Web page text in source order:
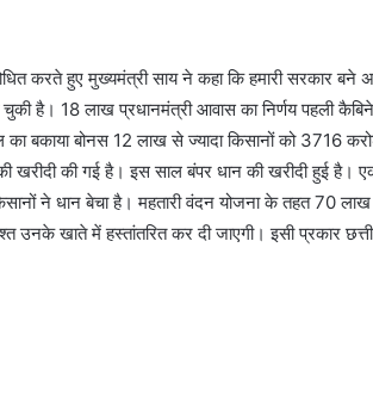
करते हुए मुख्यमंत्री साय ने कहा कि हमारी सरकार बने
है। 18 लाख प्रधानमंत्री आवास का निर्णय पहली
का बकाया बोनस 12 लाख से ज्यादा किसानों को 3716
खरीदी की गई है। इस साल बंपर धान की खरीदी हुई
ने धान बेचा है। महतारी वंदन योजना के तहत 70 लाख
उनके खाते में हस्तांतरित कर दी जाएगी। इसी प्रकार